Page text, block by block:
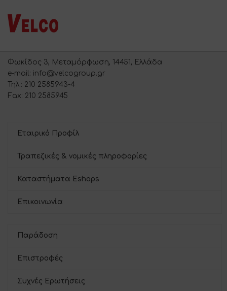
Φωκίδος 3, Μεταμόρφωση, 14451, Ελλάδα
e-mail: info@velcogroup.gr
Τηλ.: 210 2585943-4
Fax: 210 2585945
Εταιρικό Προφίλ
Τραπεζικές & νομικές πληροφορίες
Καταστήματα Eshops
Επικοινωνία
Παράδοση
Επιστροφές
Συχνές Ερωτήσεις